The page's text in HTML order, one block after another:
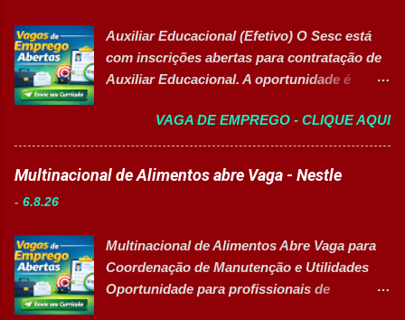
certificação reconhecida, os participantes
contam com uma ajuda de custo calculada
em R$ 6,00 por hora-aula frequentada , ideal
durante todo o período de estudos. Opções
de Formação Disponíveis Aperfeiçoamento
em Gestão e Serviços de Gastronomia
Noturna) Estratégia de Vendas e
Performance Comercial (Turma Vespertina)
Estrutura e Horários das Turmas
Auxiliar Educacional (Efetivo) O Sesc está
com inscrições abertas para contratação de
Auxiliar Educacional. A oportunidade é
nas áreas da educação que desejam atuar
em ambiente escolar, apoiando professores
e estudantes. 👉 CANDIDATAR-SE AGORA
Resumo da vaga Cargo: Auxiliar
trabalho: Presencial Inscrições até: 11 de
agosto de 2026 Vaga inclusiva para Pessoas
com Deficiência (PcD). Principais atividades
VAGA DE EMPREGO - CLIQUE AQUI
Multinacional de Alimentos abre Vaga - Nestle
- 6.8.26
Multinacional de Alimentos Abre Vaga para
Coordenação de Manutenção e Utilidades
Oportunidade para profissionais de